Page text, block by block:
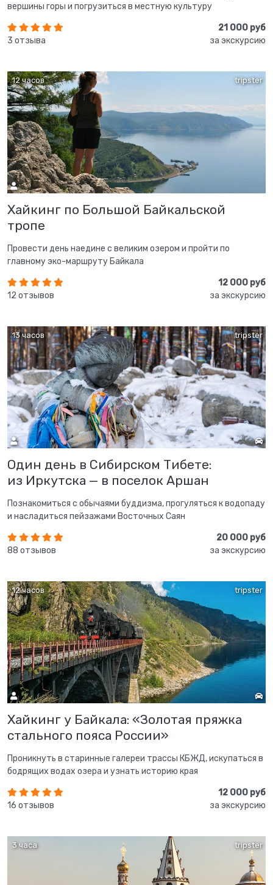
вершины горы и погрузиться в местную культуру
3 отзыва
21 000 руб
за экскурсию
tripster
12 часов
Хайкинг по Большой Байкальской
тропе
Провести день наедине с великим озером и пройти по
главному эко-маршруту Байкала
12 отзывов
12 000 руб
за экскурсию
tripster
13 часов
Один день в Сибирском Тибете:
из Иркутска — в поселок Аршан
Познакомиться с обычаями буддизма, прогуляться к водопаду
и насладиться пейзажами Восточных Саян
88 отзывов
20 000 руб
за экскурсию
tripster
12 часов
Хайкинг у Байкала: «Золотая пряжка
стального пояса России»
Проникнуть в старинные галереи трассы КБЖД, искупаться в
бодрящих водах озера и узнать историю края
16 отзывов
12 000 руб
за экскурсию
tripster
3 часа